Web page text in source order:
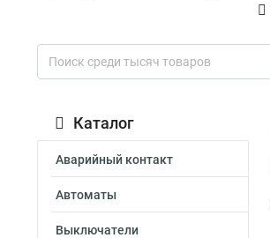
Каталог
Аварийный контакт
Автоматы
Выключатели